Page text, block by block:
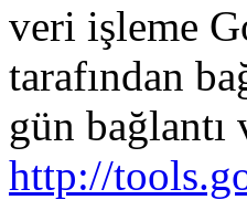
veri işleme
tarafından
gün bağlantı
http://